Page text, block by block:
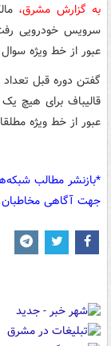
به گزارش مشرق،
سرویس خودرویی
عبور از خط ویژه
گفتن دوره قبل
قالیباف برای هیچ
عبور از خط ویژه
*بازنشر مطالب
جهت آگاهی